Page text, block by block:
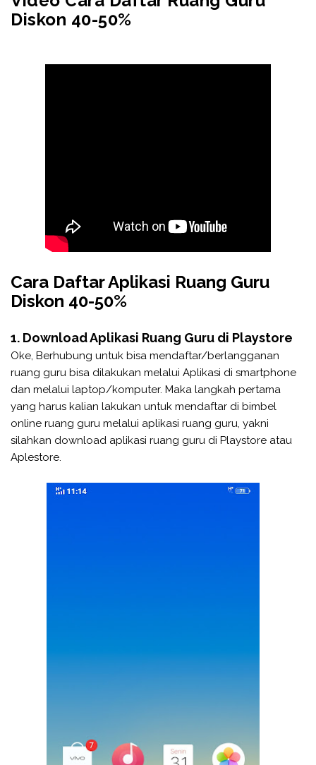
Diskon 40-50%
Cara Daftar Aplikasi Ruang Guru
Diskon 40-50%
1. Download Aplikasi Ruang Guru di Playstore
Oke, Berhubung untuk bisa mendaftar/berlangganan
ruang guru bisa dilakukan melalui Aplikasi di smartphone
dan melalui laptop/komputer. Maka langkah pertama
yang harus kalian lakukan untuk mendaftar di bimbel
online ruang guru melalui aplikasi ruang guru, yakni
silahkan download aplikasi ruang guru di Playstore atau
Aplestore.